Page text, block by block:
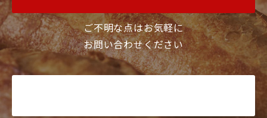
ご不明な点はお気軽に
お問い合わせください